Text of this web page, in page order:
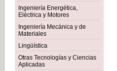
Ingeniería Energética,
Eléctrica y Motores
Ingeniería Mecánica y de
Materiales
Lingüística
Otras Tecnologías y Ciencias
Aplicadas